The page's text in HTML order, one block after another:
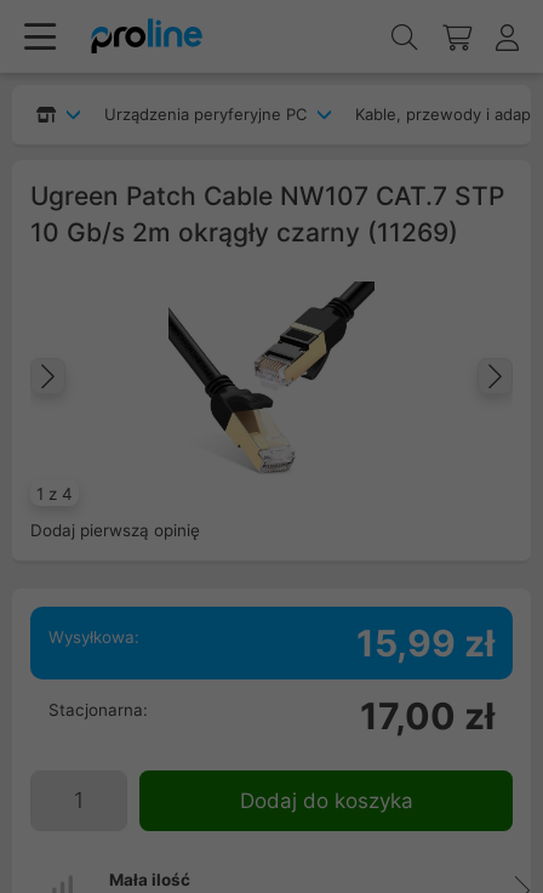
Urządzenia peryferyjne PC Kable, przewody i
Ugreen Patch Cable NW107 CAT.7 STP
10 Gb/s 2m okrągły czarny (11269)
1 z 4
Poprzedni
Dodaj pierwszą opinię
Wysyłkowa: 15,99 zł
Stacjonarna: 17,00 zł
Dodaj do koszyka
Mała ilość